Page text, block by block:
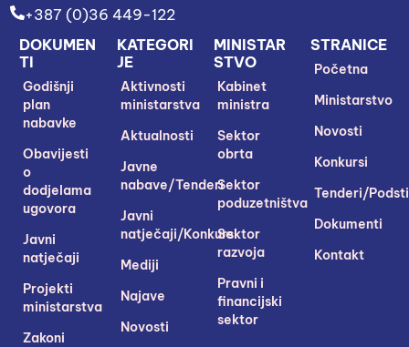
+387 (0)36 449-122
STRANICE
Početna
Ministarstvo
Novosti
Konkursi
Tenderi/
Dokumenti
Kontakt
MINISTAR
STVO
Kabinet
ministra
Sektor
obrta
Sektor
poduzetništva
Sektor
razvoja
Pravni i
financijski
sektor
KATEGORI
JE
Aktivnosti
ministarstva
Aktualnosti
Javne
nabave/Tenderi
Javni
natječaji/Konkursi
Mediji
Najave
Novosti
DOKUMEN
TI
Godišnji
plan
nabavke
Obavijesti
o
dodjelama
ugovora
Javni
natječaji
Projekti
ministarstva
Zakoni